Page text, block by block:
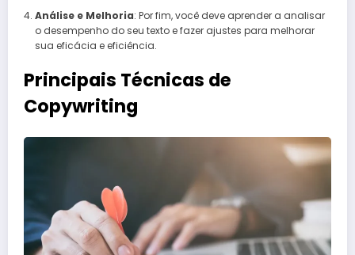
Análise e Melhoria: Por fim, você deve aprender a analisar
o desempenho do seu texto e fazer ajustes para melhorar
sua eficácia e eficiência.
Principais Técnicas de
Copywriting